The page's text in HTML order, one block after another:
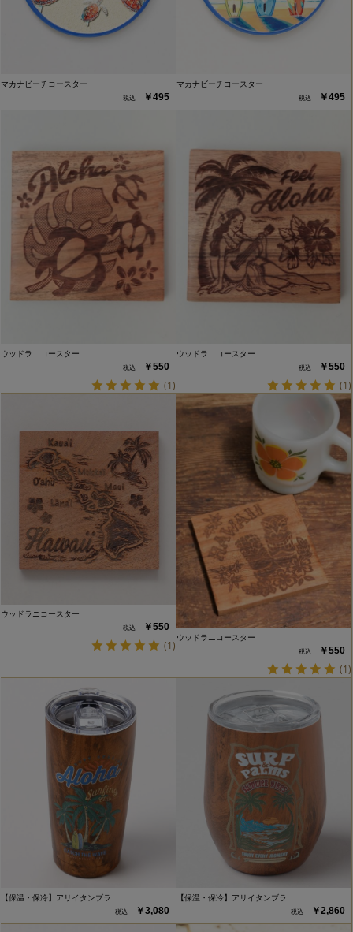
マカナビーチコースター
￥495
マカナビーチコースター
￥495
ウッドラニコースター
￥550
(1)
ウッドラニコースター
￥550
(1)
ウッドラニコースター
￥550
(1)
ウッドラニコースター
￥550
(1)
【保温・保冷】アリイタンブラ…
￥3,080
【保温・保冷】アリイタンブラ…
￥2,860